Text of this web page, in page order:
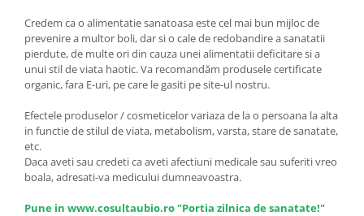
Credem ca o alimentatie sanatoasa este cel mai bun mijloc de
prevenire a multor boli, dar si o cale de redobandire a sanatatii
pierdute, de multe ori din cauza unei alimentatii deficitare si a
unui stil de viata haotic. Va recomandăm produsele certificate
organic, fara E-uri, pe care le gasiti pe site-ul nostru.
Efectele produselor / cosmeticelor variaza de la o persoana la alta
in functie de stilul de viata, metabolism, varsta, stare de sanatate,
etc.
Daca aveti sau credeti ca aveti afectiuni medicale sau suferiti vreo
boala, adresati-va medicului dumneavoastra.
Pune in www.cosultaubio.ro "Portia zilnica de sanatate!"